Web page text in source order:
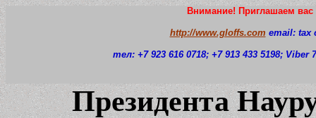
Внимание! Приглашаем
http://www.gloffs.com email: tax
тел: +7 923 616 0718; +7 913 433 5198; Viber
Президента